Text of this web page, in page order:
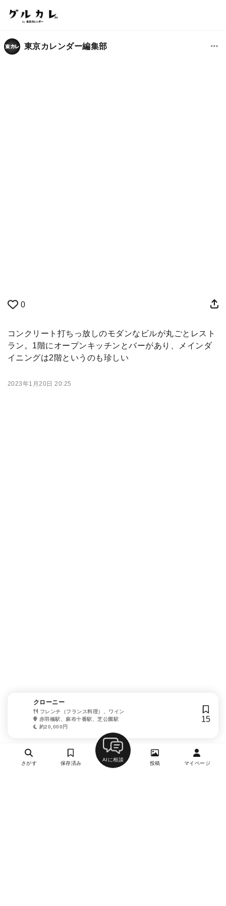
東京カレンダー編集部
0
コンクリート打ちっ放しのモダンなビルが丸ごとレスト
ラン。1階にオープンキッチンとバーがあり、メインダ
イニングは2階というのも珍しい
2023年1月20日 20:25
クローニー
フレンチ（フランス料理）、ワイン
赤羽橋駅、麻布十番駅、芝公園駅
約20,000円
15
さがす 保存済み
AIに相談
投稿 マイページ